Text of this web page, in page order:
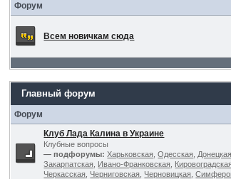
Форум
Всем новичкам сюда
Главный форум
Форум
Клуб Лада Калина в Украине
Клубные вопросы
— подфорумы: Харьковская ,Одесская Донецкая
Закарпатская Ивано-Франковская
Черкасская Черниговская Черновицкая ,